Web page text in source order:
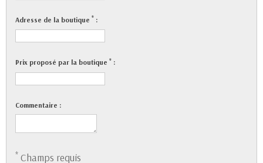
Adresse de la boutique * :
Prix proposé par la boutique * :
Commentaire :
* Champs requis